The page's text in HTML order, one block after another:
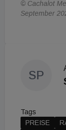
© Cachalot
September
SP
Tags
PREISE